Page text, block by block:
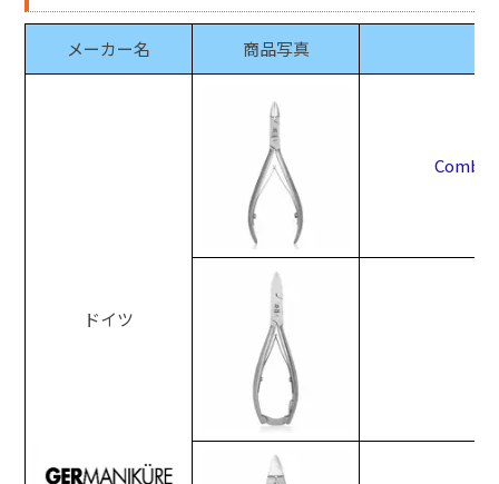
メーカー名 商品写真
ドイツ